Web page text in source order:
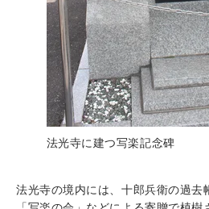
法光寺に建つ写楽記念碑
法光寺の境内には、十郎兵衛の過去